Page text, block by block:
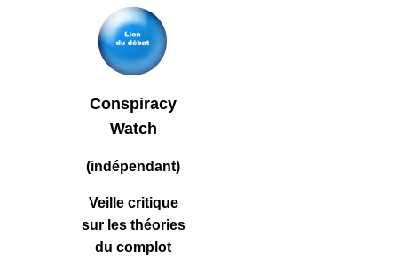
Conspiracy
Watch
(indépendant)
Veille critique
sur les théories
du complot